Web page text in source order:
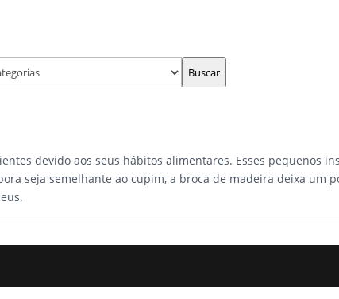
Buscar
devido aos seus hábitos alimentares. Esses pequenos
seja semelhante ao cupim, a broca de madeira deixa um